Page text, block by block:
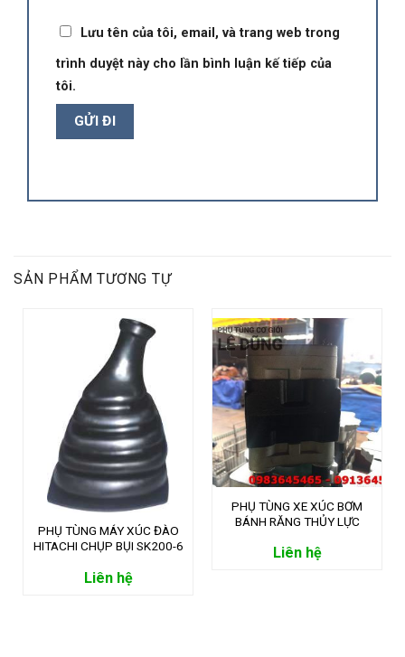
Lưu tên của tôi, email, và trang web trong
trình duyệt này cho lần bình luận kế tiếp của
tôi.
SẢN PHẨM TƯƠNG TỰ
PHỤ TÙNG MÁY XÚC ĐÀO
HITACHI CHỤP BỤI SK200-6
Liên hệ
PHỤ TÙNG XE XÚC BƠM
BÁNH RĂNG THỦY LỰC
Liên hệ